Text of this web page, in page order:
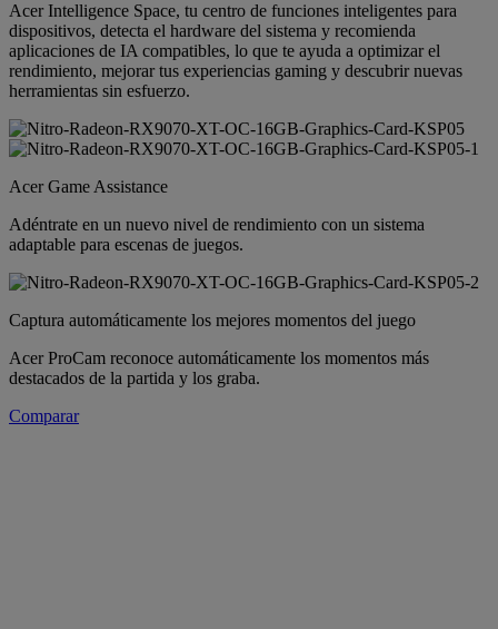
Acer Intelligence Space, tu centro de funciones inteligentes para
dispositivos, detecta el hardware del sistema y recomienda
aplicaciones de IA compatibles, lo que te ayuda a optimizar el
rendimiento, mejorar tus experiencias gaming y descubrir nuevas
herramientas sin esfuerzo.
Acer Game Assistance
Adéntrate en un nuevo nivel de rendimiento con un sistema
adaptable para escenas de juegos.
Captura automáticamente los mejores momentos del juego
Acer ProCam reconoce automáticamente los momentos más
destacados de la partida y los graba.
Comparar